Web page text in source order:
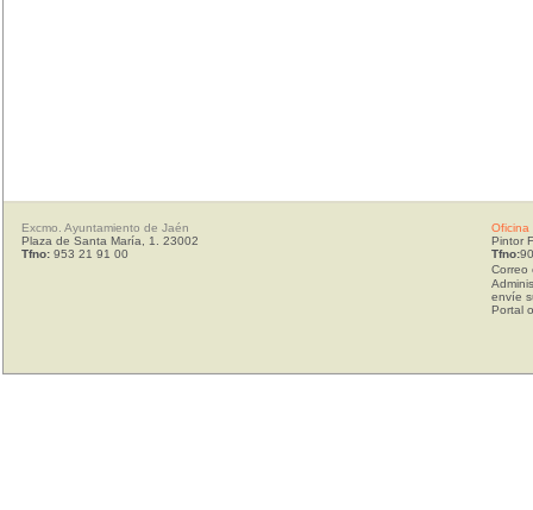
Excmo. Ayuntamiento de Jaén
Plaza de Santa María, 1. 23002
Tfno: 953 21 91 00
Oficina
Pintor
Tfno:
Correo
envíe
Portal